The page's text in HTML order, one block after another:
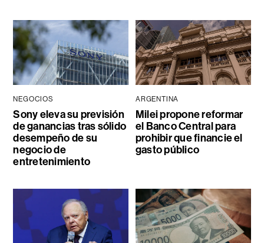
NEGOCIOS
Sony eleva su previsión
de ganancias tras sólido
desempeño de su
negocio de
entretenimiento
ARGENTINA
Milei propone reformar
el Banco Central para
prohibir que financie el
gasto público